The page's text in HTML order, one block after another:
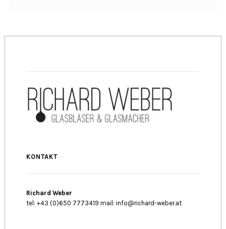
KONTAKT
Richard Weber
tel: +43 (0)650 7773419 mail: info@richard-weber.at